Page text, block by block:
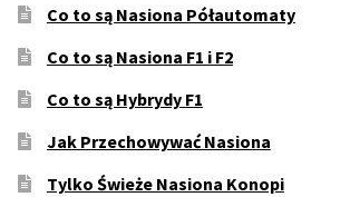
Co to są Nasiona Półautomaty
Co to są Nasiona F1 i F2
Co to są Hybrydy F1
Jak Przechowywać Nasiona
Tylko Świeże Nasiona Konopi